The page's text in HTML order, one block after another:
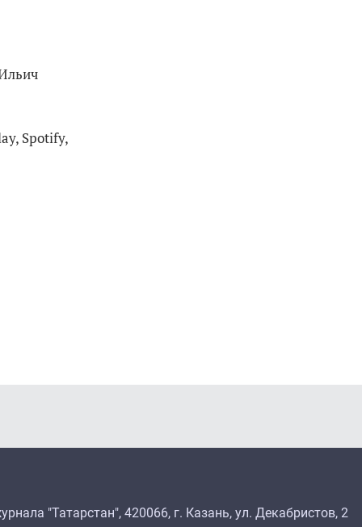
Spotify,
"Татарстан", 420066, г. Казань, ул. Декабристов, 2